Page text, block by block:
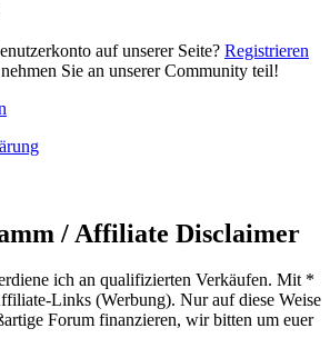
auf unserer Seite? Registrieren
Sie an unserer Community teil!
/ Affiliate Disclaimer
ich an qualifizierten Verkäufen. Mit *
Links (Werbung). Nur auf diese Weise
Forum finanzieren, wir bitten um euer